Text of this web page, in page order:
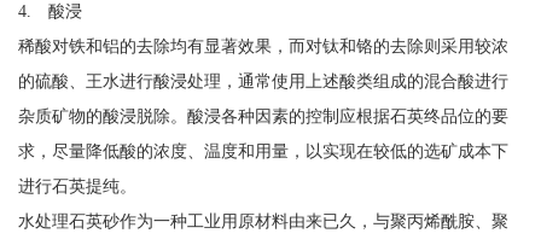
4. 酸浸
稀酸对铁和铝的去除均有显著效果，而对钛和铬的去除则采用较浓
的硫酸、王水进行酸浸处理，通常使用上述酸类组成的混合酸进行
杂质矿物的酸浸脱除。酸浸各种因素的控制应根据石英终品位的要
求，尽量降低酸的浓度、温度和用量，以实现在较低的选矿成本下
进行石英提纯。
水处理石英砂作为一种工业用原材料由来已久，与聚丙烯酰胺、聚